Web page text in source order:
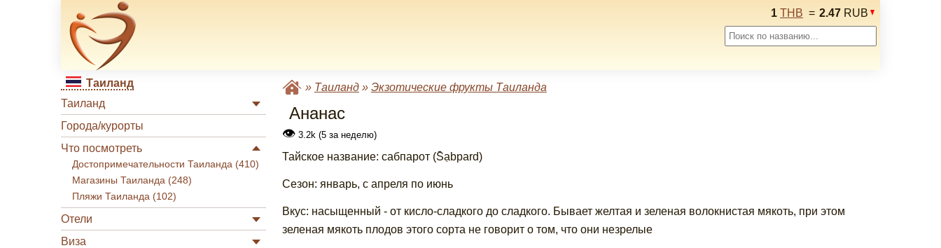
1 THB = 2.47 RUB
Таиланд
Таиланд
Города/курорты
Что посмотреть
Достопримечательности Таиланда (410)
Магазины Таиланда (248)
Пляжи Таиланда (102)
Отели
Виза
» Таиланд» Экзотические фрукты Таиланда
Ананас
👁3.2k (5 за неделю)
Тайское название: сабпарот (S̄ạbpard)
Сезон: январь, с апреля по июнь
Вкус: насыщенный - от кисло-сладкого до сладкого. Бывает желтая и зеленая волокнистая мякоть, при этом
зеленая мякоть плодов этого сорта не говорит о том, что они незрелые